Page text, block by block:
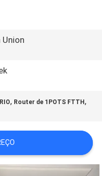
, Router de 1POTS FTTH ,